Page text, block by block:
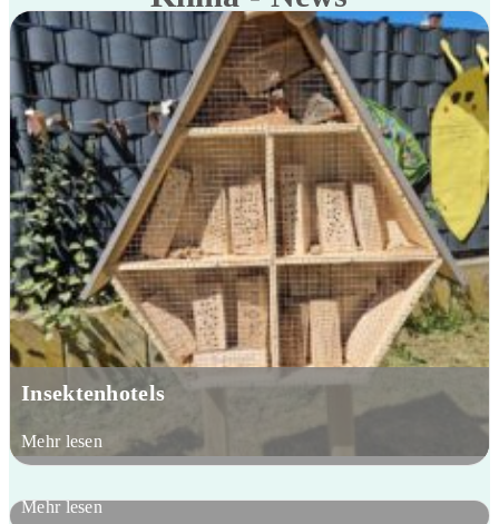
Insektenhotels
Mehr lesen about Insektenhotels
Upcycling statt Wegwerfen
Mehr lesenabout Upcycling statt Wegwerfen